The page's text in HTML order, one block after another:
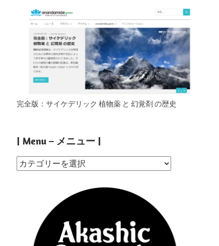
完全版：サイケデリック 植物薬 と 幻覚剤 の歴史
| Menu – メニュー |